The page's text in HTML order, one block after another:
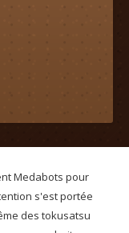
Medabots pour
s'est portée
des tokusatsu